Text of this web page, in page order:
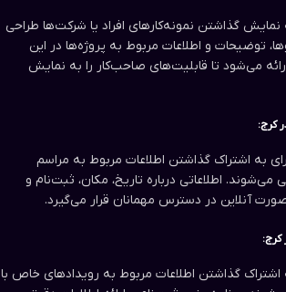
گذاشتن نمونه‌کارهای افراد یا شرکت‌ها طراحی
توضیحات و اطلاعات مربوط به پروژه‌ها در این
می‌شود تا قابلیت‌های صاحب‌کار را به نمایش
کرج:
به اشتراک گذاشتن اطلاعات مربوط به مراسم
می‌شوند. اطلاعاتی درباره تاریخ، مکان، ثبت‌نام و
آنلاین در دسترس مهمانان قرار می‌گیرد.
گذاشتن اطلاعات مربوط به رویدادهای خاص با